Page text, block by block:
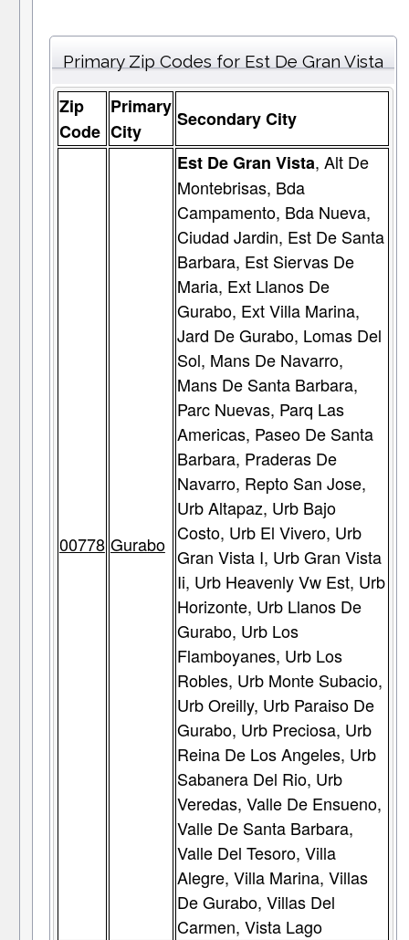
Primary Zip Codes for Est De Gran Vista
Zip
Code
Primary
City
Secondary City
00778 Gurabo
Est De Gran Vista, Alt De
Montebrisas, Bda
Campamento, Bda Nueva,
Ciudad Jardin, Est De Santa
Barbara, Est Siervas De
Maria, Ext Llanos De
Gurabo, Ext Villa Marina,
Jard De Gurabo, Lomas Del
Sol, Mans De Navarro,
Mans De Santa Barbara,
Parc Nuevas, Parq Las
Americas, Paseo De Santa
Barbara, Praderas De
Navarro, Repto San Jose,
Urb Altapaz, Urb Bajo
Costo, Urb El Vivero, Urb
Gran Vista I, Urb Gran Vista
Ii, Urb Heavenly Vw Est, Urb
Horizonte, Urb Llanos De
Gurabo, Urb Los
Flamboyanes, Urb Los
Robles, Urb Monte Subacio,
Urb Oreilly, Urb Paraiso De
Gurabo, Urb Preciosa, Urb
Reina De Los Angeles, Urb
Sabanera Del Rio, Urb
Veredas, Valle De Ensueno,
Valle De Santa Barbara,
Valle Del Tesoro, Villa
Alegre, Villa Marina, Villas
De Gurabo, Villas Del
Carmen, Vista Lago